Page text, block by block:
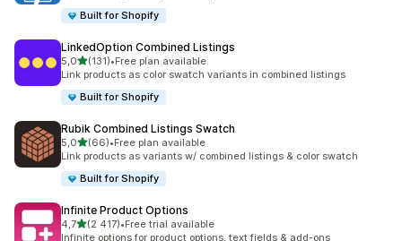
Built for Shopify
LinkedOption Combined Listings
5,0/ 5 tähteä
(131)
131 arvostelua yhteensä
•Free plan available
Link products as color swatch variants in combined listings
Built for Shopify
Rubik Combined Listings Swatch
5,0/ 5 tähteä
(66)
66 arvostelua yhteensä
•Free plan available
Link products as variants w/ combined listings & color swatch
Built for Shopify
Infinite Product Options
4,7/ 5 tähteä
(2 417)
2417 arvostelua yhteensä
•Free trial available
Infinite options for product options, text fields & add-ons